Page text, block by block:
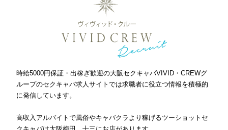
時給5000円保証・出稼ぎ歓迎の大阪セクキャバVIVID・CREWグ
ループのセクキャバ求人サイトでは求職者に役立つ情報を積極的
に発信しています。
高収入アルバイトで風俗やキャバクラより稼げるツーショットセ